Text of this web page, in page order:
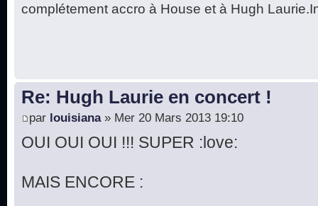
complétement accro à House et à Hugh Laurie.
Re: Hugh Laurie en concert !
par louisiana» Mer 20 Mars 2013 19:10
OUI OUI OUI !!! SUPER :love:
MAIS ENCORE :